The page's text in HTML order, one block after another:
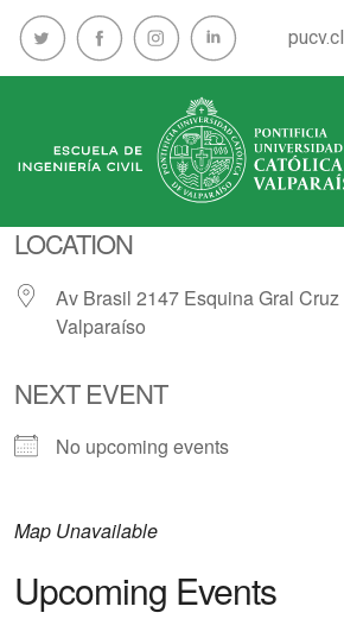
pucv.cl
LOCATION
Av Brasil 2147 Esquina Gral Cruz
Valparaíso
NEXT EVENT
No upcoming events
Map Unavailable
Upcoming Events